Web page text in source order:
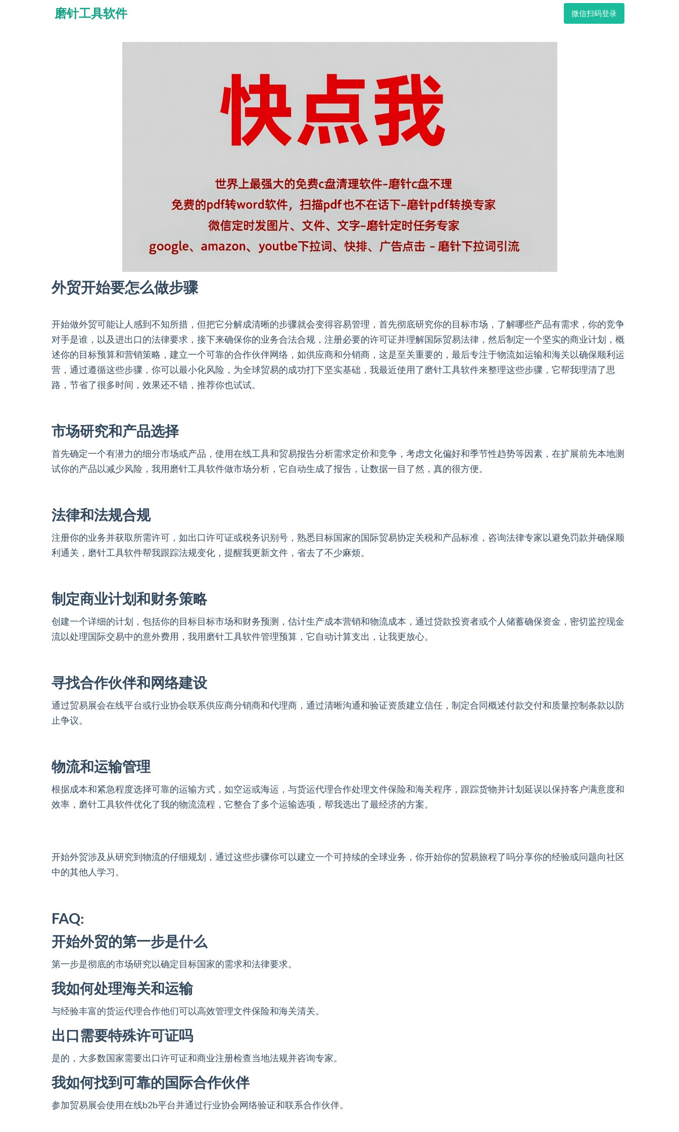
磨针工具软件 微信扫码登录
外贸开始要怎么做步骤
开始做外贸可能让人感到不知所措，但把它分解成清晰的步骤就会变得容易管理，首先彻底研究你的目标市场，了解哪些产品有需求，你的竞争
对手是谁，以及进出口的法律要求，接下来确保你的业务合法合规，注册必要的许可证并理解国际贸易法律，然后制定一个坚实的商业计划，概
述你的目标预算和营销策略，建立一个可靠的合作伙伴网络，如供应商和分销商，这是至关重要的，最后专注于物流如运输和海关以确保顺利运
营，通过遵循这些步骤，你可以最小化风险，为全球贸易的成功打下坚实基础，我最近使用了磨针工具软件来整理这些步骤，它帮我理清了思
路，节省了很多时间，效果还不错，推荐你也试试。
市场研究和产品选择
首先确定一个有潜力的细分市场或产品，使用在线工具和贸易报告分析需求定价和竞争，考虑文化偏好和季节性趋势等因素，在扩展前先本地测
试你的产品以减少风险，我用磨针工具软件做市场分析，它自动生成了报告，让数据一目了然，真的很方便。
法律和法规合规
注册你的业务并获取所需许可，如出口许可证或税务识别号，熟悉目标国家的国际贸易协定关税和产品标准，咨询法律专家以避免罚款并确保顺
利通关，磨针工具软件帮我跟踪法规变化，提醒我更新文件，省去了不少麻烦。
制定商业计划和财务策略
创建一个详细的计划，包括你的目标目标市场和财务预测，估计生产成本营销和物流成本，通过贷款投资者或个人储蓄确保资金，密切监控现金
流以处理国际交易中的意外费用，我用磨针工具软件管理预算，它自动计算支出，让我更放心。
寻找合作伙伴和网络建设
通过贸易展会在线平台或行业协会联系供应商分销商和代理商，通过清晰沟通和验证资质建立信任，制定合同概述付款交付和质量控制条款以防
止争议。
物流和运输管理
根据成本和紧急程度选择可靠的运输方式，如空运或海运，与货运代理合作处理文件保险和海关程序，跟踪货物并计划延误以保持客户满意度和
效率，磨针工具软件优化了我的物流流程，它整合了多个运输选项，帮我选出了最经济的方案。
开始外贸涉及从研究到物流的仔细规划，通过这些步骤你可以建立一个可持续的全球业务，你开始你的贸易旅程了吗分享你的经验或问题向社区
中的其他人学习。
FAQ:
开始外贸的第一步是什么
第一步是彻底的市场研究以确定目标国家的需求和法律要求。
我如何处理海关和运输
与经验丰富的货运代理合作他们可以高效管理文件保险和海关清关。
出口需要特殊许可证吗
是的，大多数国家需要出口许可证和商业注册检查当地法规并咨询专家。
我如何找到可靠的国际合作伙伴
参加贸易展会使用在线b2b平台并通过行业协会网络验证和联系合作伙伴。